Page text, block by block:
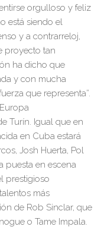
orgulloso y feliz
está siendo el
y a contrarreloj,
proyecto tan
ha dicho que
y con mucha
que representa”.
Turín. Igual que en
en Cuba estará
Josh Huerta, Pol
puesta en escena
prestigioso
más
de Rob Sinclar, que
o Tame Impala.